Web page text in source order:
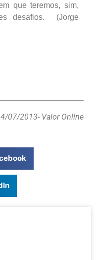
que teremos, sim,
desafios. (Jorge
07/2013- Valor Online